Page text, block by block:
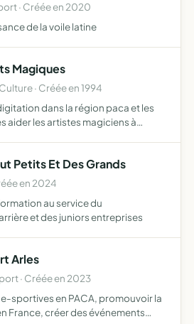
· Créée en 2020
de la voile latine
Magiques
· Créée en 1994
dans la région paca et les
aider les artistes magiciens à
Petits Et Des Grands
en 2024
au service du
et des juniors entreprises
Arles
· Créée en 2023
sportives en PACA, promouvoir la
France, créer des événements